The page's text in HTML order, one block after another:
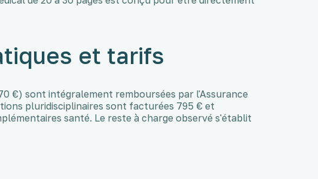
et tarifs
€) sont intégralement remboursées par l'Assurance
pluridisciplinaires sont facturées 795 € et
santé. Le reste à charge observé s'établit